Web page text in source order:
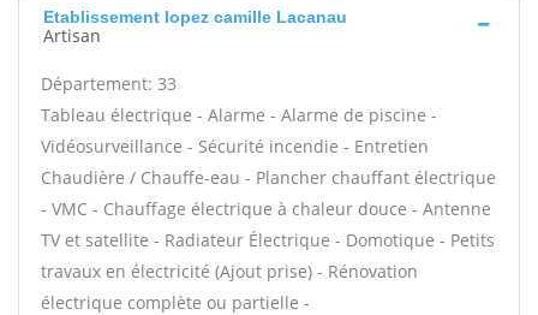
Etablissement lopez camille Lacanau
Artisan
Département: 33
Tableau électrique - Alarme - Alarme de piscine -
Vidéosurveillance - Sécurité incendie - Entretien
Chaudière / Chauffe-eau - Plancher chauffant électrique
- VMC - Chauffage électrique à chaleur douce - Antenne
TV et satellite - Radiateur Électrique - Domotique - Petits
travaux en électricité (Ajout prise) - Rénovation
électrique complète ou partielle -